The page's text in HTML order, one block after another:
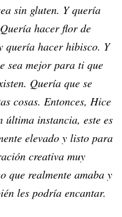
sin gluten. Y quería
hacer flor de
quería hacer hibisco. Y
sea mejor para ti que
Quería que se
cosas. Entonces, Hice
última instancia, este es
elevado y listo para
creativa muy
que realmente amaba y
les podría encantar.